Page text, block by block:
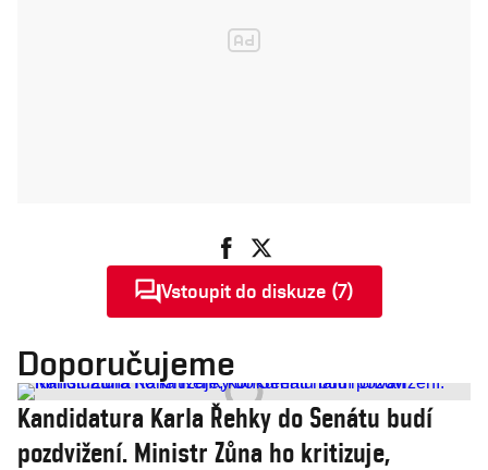
Vstoupit do diskuze (7)
Doporučujeme
Kandidatura Karla Řehky do Senátu budí
pozdvižení. Ministr Zůna ho kritizuje,